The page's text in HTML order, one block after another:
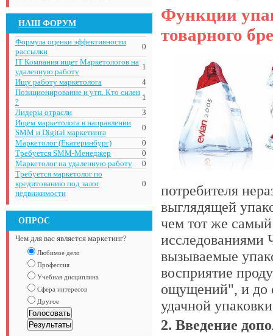
НАШ ФОРУМ
Формула оценки эффективности
рассылки
0
IT Компания ищет Маркетологов на
удаленную работу
1
Ищу работу маркетолога
4
Позиционирование и утп. Кто силен
?
1
Лидеры отрасли
3
Ищем маркетолога в направлении
SMM и Digital маркетинга
0
Маркетолог (Екатеринбург)
0
Требуется SMM-Менеджер
0
Маркетолог на удаленную работу
0
Требуется маркетолог по
кредитованию под залог
недвижимости
0
ОПРОС
Чем для вас является маркетинг?
Любимое дело
Профессия
Учебная дисциплина
Сфера интересов
Другое
Функции
товарного
потребителя
выглядящей
чем тот же самый
исследованиями
вызываемые
восприятие
ощущений", и до
удачной
2. Введение